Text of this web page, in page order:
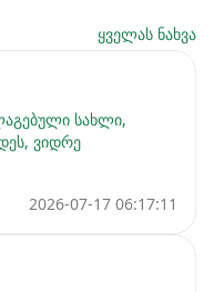
ყველას ნახვა
სახლი,
ვიდრე
2026-07-17 06:17:11